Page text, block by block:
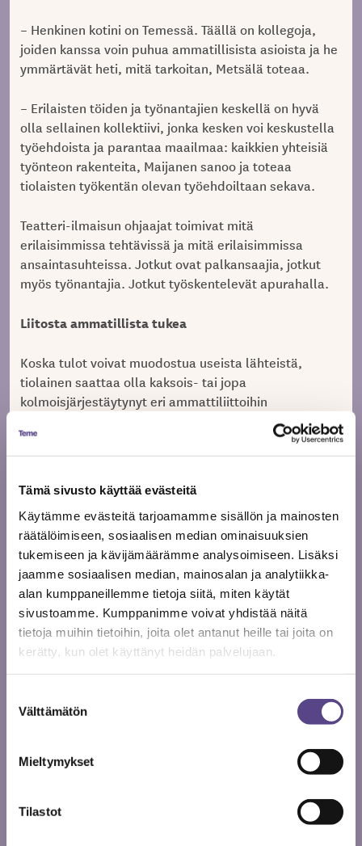
Tämä sivusto käyttää evästeitä
Käytämme evästeitä tarjoamamme sisällön ja mainosten
räätälöimiseen, sosiaalisen median ominaisuuksien
tukemiseen ja kävijämäärämme analysoimiseen. Lisäksi
jaamme sosiaalisen median, mainosalan ja analytiikka-
alan kumppaneillemme tietoja siitä, miten käytät
sivustoamme. Kumppanimme voivat yhdistää näitä
tietoja muihin tietoihin, joita olet antanut heille tai joita on
kerätty, kun olet käyttänyt heidän palvelujaan.
valinta
Välttämätön
Mieltymykset
Tilastot
– Henkinen kotini on Temessä. Täällä on kollegoja,
joiden kanssa voin puhua ammatillisista asioista ja he
ymmärtävät heti, mitä tarkoitan, Metsälä toteaa.
– Erilaisten töiden ja työnantajien keskellä on hyvä
olla sellainen kollektiivi, jonka kesken voi keskustella
työehdoista ja parantaa maailmaa: kaikkien yhteisiä
työnteon rakenteita, Maijanen sanoo ja toteaa
tiolaisten työkentän olevan työehdoiltaan sekava.
Teatteri-ilmaisun ohjaajat toimivat mitä
erilaisimmissa tehtävissä ja mitä erilaisimmissa
ansaintasuhteissa. Jotkut ovat palkansaajia, jotkut
myös työnantajia. Jotkut työskentelevät apurahalla.
Liitosta ammatillista tukea
Koska tulot voivat muodostua useista lähteistä,
tiolainen saattaa olla kaksois- tai jopa
kolmoisjärjestäytynyt eri ammattiliittoihin
työnantajiensa perusteella. Temestä tiolaiset saavat
apua kaikissa työhön liittyvissä kysymyksissä, mutta
erityisesti teattereissa tehtävään työhön.
Teatteri-ilmaisun ohjaajia työskentelee myös
yleissivistävissä oppilaitoksissa ja taiteen
perusopetuksessa, jolloin he noudattavat Opettajien
ammattijärjestö OAJ:n neuvottelemia
työehtosopimuksia. Osa tiolaisista työskentelee
itsenäisenä ammatinharjoittajana, jolloin he voivat
saada tukea työhönsä esimerkiksi Suomen Yrittäjiltä.
– Selusta on hyvä olla turvattu kaikenlaisten töiden ja
työsuhteiden varalle, Maijanen sanoo.
Esimerkkinä hän käyttää tilannetta, jossa
koulussaan. Kun hän alkaa käydä neuvotteluja koulun
rehtorin kanssa, hänen pitää osata neuvotella
matematiikanopettajan tarvitsemasta